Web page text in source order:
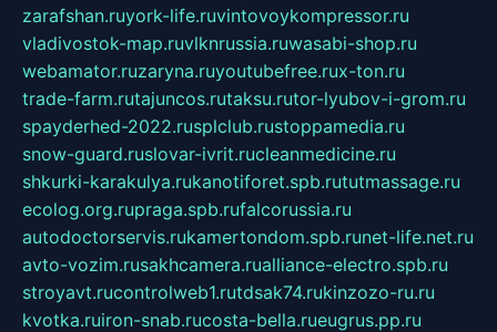
zarafshan.ruyork-life.ruvintovoykompressor.ru
vladivostok-map.ruvlknrussia.ruwasabi-shop.ru
webamator.ruzaryna.ruyoutubefree.rux-ton.ru
trade-farm.rutajuncos.rutaksu.rutor-lyubov-i-grom.ru
spayderhed-2022.rusplclub.rustoppamedia.ru
snow-guard.ruslovar-ivrit.rucleanmedicine.ru
shkurki-karakulya.rukanotiforet.spb.rututmassage.ru
ecolog.org.rupraga.spb.rufalcorussia.ru
autodoctorservis.rukamertondom.spb.runet-life.net.ru
avto-vozim.rusakhcamera.rualliance-electro.spb.ru
stroyavt.rucontrolweb1.rutdsak74.rukinzozo-ru.ru
kvotka.ruiron-snab.rucosta-bella.rueugrus.pp.ru